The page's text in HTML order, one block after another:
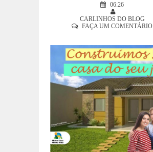
06:26
CARLINHOS DO BLOG
FAÇA UM COMENTÁRIO